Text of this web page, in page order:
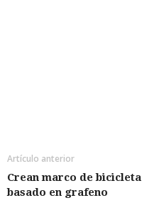
Artículo anterior
Crean marco de bicicleta
basado en grafeno